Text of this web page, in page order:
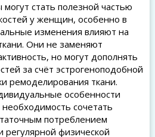
стать полезной частью
у женщин, особенно в
изменения влияют на
Они не заменяют
но могут дополнять
за счёт эстрогеноподобной
ремоделирования ткани.
особенности
сочетать
потреблением
регулярной физической